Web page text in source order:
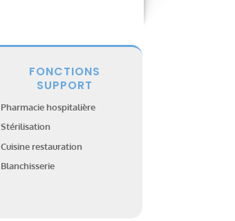
FONCTIONS
SUPPORT
Pharmacie hospitalière
Stérilisation
Cuisine restauration
Blanchisserie